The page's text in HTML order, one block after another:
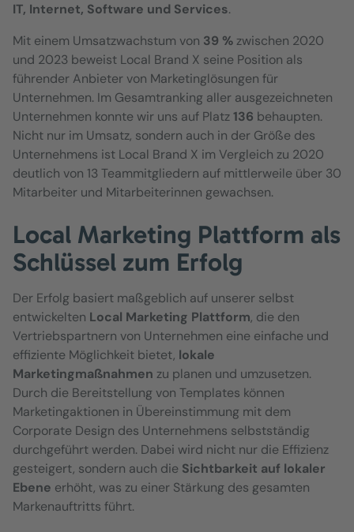
IT, Internet, Software und Services.
Mit einem Umsatzwachstum von 39 %zwischen 2020
und 2023 beweist Local Brand X seine Position als
führender Anbieter von Marketinglösungen für
Unternehmen. Im Gesamtranking aller ausgezeichneten
Unternehmen konnte wir uns auf Platz136 behaupten.
Nicht nur im Umsatz, sondern auch in der Größe des
Unternehmens ist Local Brand X im Vergleich zu 2020
deutlich von 13 Teammitgliedern auf mittlerweile über 30
Mitarbeiter und Mitarbeiterinnen gewachsen.
Local Marketing Plattform als
Schlüssel zum Erfolg
Der Erfolg basiert maßgeblich auf unserer selbst
entwickelten Local Marketing Plattform, die den
Vertriebspartnern von Unternehmen eine einfache und
effiziente Möglichkeit bietet, lokale
Marketingmaßnahmen zu planen und umzusetzen.
Durch die Bereitstellung von Templates können
Marketingaktionen in Übereinstimmung mit dem
Corporate Design des Unternehmens selbstständig
durchgeführt werden. Dabei wird nicht nur die Effizienz
gesteigert, sondern auch die Sichtbarkeit auf lokaler
Ebene erhöht, was zu einer Stärkung des gesamten
Markenauftritts führt.